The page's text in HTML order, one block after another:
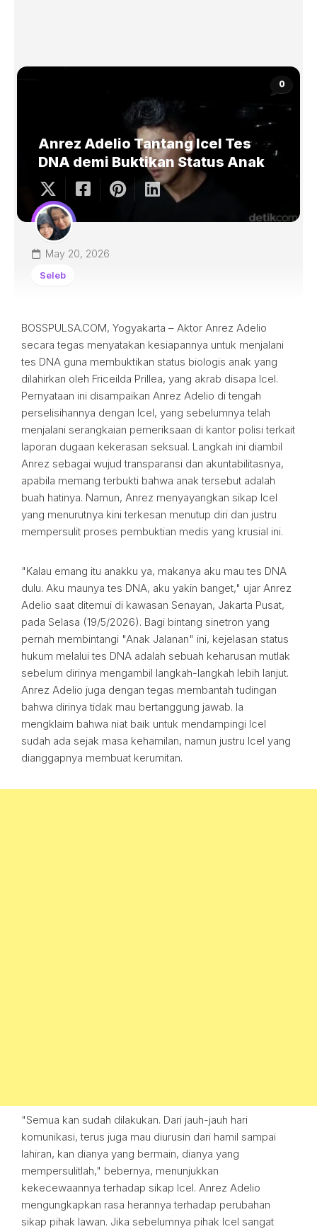
0
Anrez Adelio Tantang Icel Tes
DNA demi Buktikan Status Anak
May 20, 2026
Seleb
BOSSPULSA.COM, Yogyakarta – Aktor Anrez Adelio
secara tegas menyatakan kesiapannya untuk menjalani
tes DNA guna membuktikan status biologis anak yang
dilahirkan oleh Friceilda Prillea, yang akrab disapa Icel.
Pernyataan ini disampaikan Anrez Adelio di tengah
perselisihannya dengan Icel, yang sebelumnya telah
menjalani serangkaian pemeriksaan di kantor polisi terkait
laporan dugaan kekerasan seksual. Langkah ini diambil
Anrez sebagai wujud transparansi dan akuntabilitasnya,
apabila memang terbukti bahwa anak tersebut adalah
buah hatinya. Namun, Anrez menyayangkan sikap Icel
yang menurutnya kini terkesan menutup diri dan justru
mempersulit proses pembuktian medis yang krusial ini.
"Kalau emang itu anakku ya, makanya aku mau tes DNA
dulu. Aku maunya tes DNA, aku yakin banget," ujar Anrez
Adelio saat ditemui di kawasan Senayan, Jakarta Pusat,
pada Selasa (19/5/2026). Bagi bintang sinetron yang
pernah membintangi "Anak Jalanan" ini, kejelasan status
hukum melalui tes DNA adalah sebuah keharusan mutlak
sebelum dirinya mengambil langkah-langkah lebih lanjut.
Anrez Adelio juga dengan tegas membantah tudingan
bahwa dirinya tidak mau bertanggung jawab. Ia
mengklaim bahwa niat baik untuk mendampingi Icel
sudah ada sejak masa kehamilan, namun justru Icel yang
dianggapnya membuat kerumitan.
"Semua kan sudah dilakukan. Dari jauh-jauh hari
komunikasi, terus juga mau diurusin dari hamil sampai
lahiran, kan dianya yang bermain, dianya yang
mempersulitlah," bebernya, menunjukkan
kekecewaannya terhadap sikap Icel. Anrez Adelio
mengungkapkan rasa herannya terhadap perubahan
sikap pihak lawan. Jika sebelumnya pihak Icel sangat